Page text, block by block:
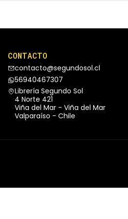
CONTACTO
contacto@segundosol.cl
56940467307
Librería Segundo Sol
4 Norte 421
Viña del Mar - Viña del Mar
Valparaíso - Chile